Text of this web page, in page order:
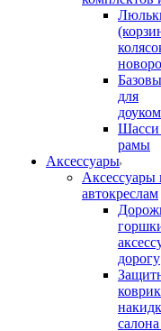
для
Шасси
рамы
Аксессуары
Аксессуары
автокреслам
дорогу